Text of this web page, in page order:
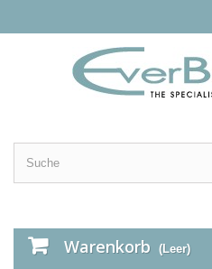
Warenkorb (Leer)